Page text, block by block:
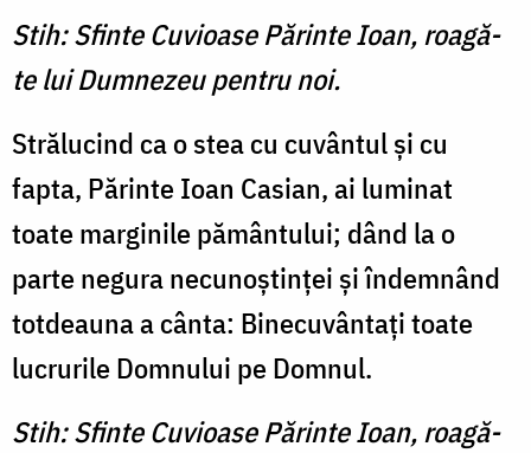
Stih: Sfinte Cuvioase Părinte Ioan, roagă-
te lui Dumnezeu pentru noi.
Strălucind ca o stea cu cuvântul şi cu
fapta, Părinte Ioan Casian, ai luminat
toate marginile pământului; dând la o
parte negura necunoştinţei şi îndemnând
totdeauna a cânta: Binecuvântaţi toate
lucrurile Domnului pe Domnul.
Stih: Sfinte Cuvioase Părinte Ioan, roagă-